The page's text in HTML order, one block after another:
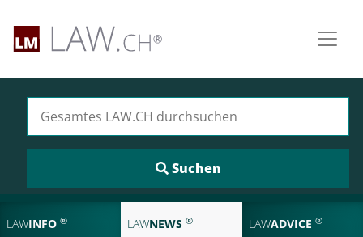
LAWINFO ® LAWNEWS ® LAWADVICE ®